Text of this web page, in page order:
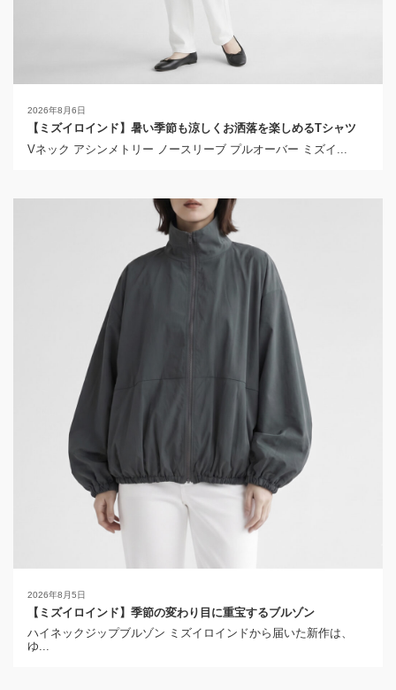
2026年8月6日
【ミズイロインド】暑い季節も涼しくお洒落を楽しめるTシャツ
Vネック アシンメトリー ノースリーブ プルオーバー ミズイ...
2026年8月5日
【ミズイロインド】季節の変わり目に重宝するブルゾン
ハイネックジップブルゾン ミズイロインドから届いた新作は、
ゆ...